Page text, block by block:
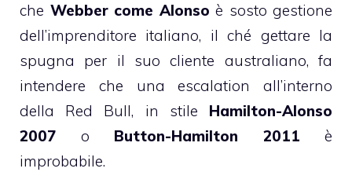
che Webber come Alonso è sosto gestione
dell’imprenditore italiano, il ché gettare la
spugna per il suo cliente australiano, fa
intendere che una escalation all’interno
della Red Bull, in stile Hamilton-Alonso
2007 o Button-Hamilton 2011 è
improbabile.